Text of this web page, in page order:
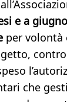
e a
per volontà
che